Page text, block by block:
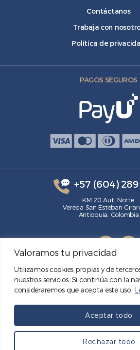
Valoramos tu privacidad
Utilizamos cookies propias y de
nuestros servicios. Si continúa con la
consideraremos que acepta este uso.
Rechazar todo
Aceptar todo
Contáctanos
Trabaja con
Política de
PAGOS SEGUROS
+57 (604)
KM 20 Aut. Norte.
Vereda San Esteban
Antioquia, Colombia
© GRECO S.A. 2026
Diseño web (-:emótica) 2020